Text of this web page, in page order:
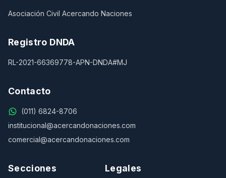
Asociación Civil Acercando Naciones
Registro DNDA
RL-2021-66369778-APN-DNDA#MJ
Contacto
(011) 6824-8706
institucional@acercandonaciones.com
comercial@acercandonaciones.com
Secciones Legales